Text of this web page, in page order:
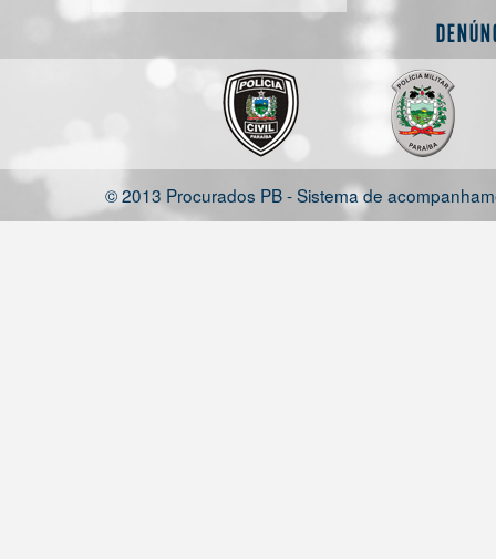
© 2013 Procurados PB - Sistema de